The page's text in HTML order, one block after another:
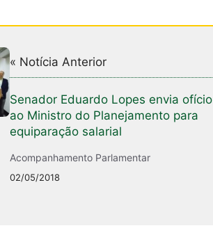
« Notícia Anterior
Senador Eduardo Lopes envia ofício
ao Ministro do Planejamento para
equiparação salarial
Acompanhamento Parlamentar
02/05/2018